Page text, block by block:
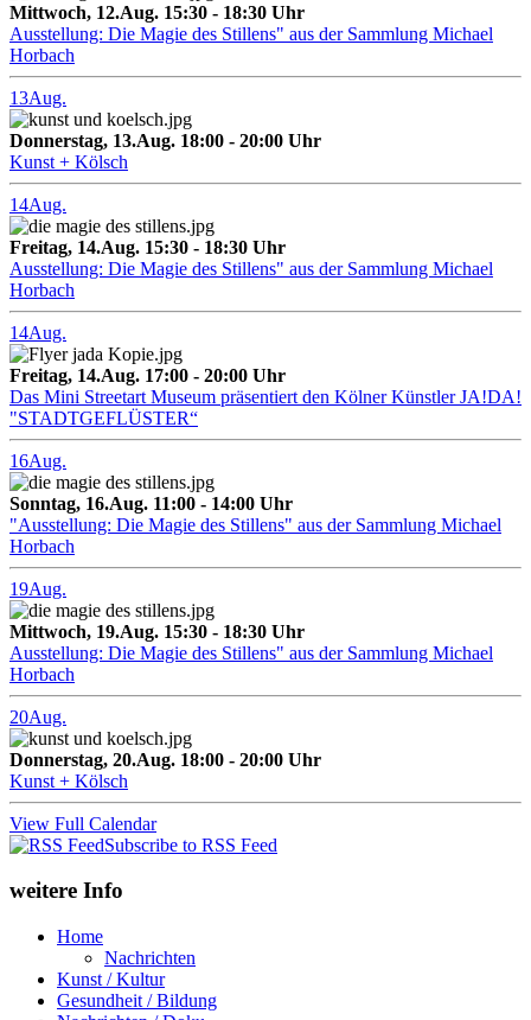
Mittwoch, 12.Aug. 15:30 - 18:30 Uhr
Ausstellung: Die Magie des Stillens" aus der Sammlung Michael
Horbach
13Aug.
Donnerstag, 13.Aug. 18:00 - 20:00 Uhr
Kunst + Kölsch
14Aug.
Freitag, 14.Aug. 15:30 - 18:30 Uhr
Ausstellung: Die Magie des Stillens" aus der Sammlung Michael
Horbach
14Aug.
Freitag, 14.Aug. 17:00 - 20:00 Uhr
Das Mini Streetart Museum präsentiert den Kölner Künstler JA!DA!
"STADTGEFLÜSTER“
16Aug.
Sonntag, 16.Aug. 11:00 - 14:00 Uhr
"Ausstellung: Die Magie des Stillens" aus der Sammlung Michael
Horbach
19Aug.
Mittwoch, 19.Aug. 15:30 - 18:30 Uhr
Ausstellung: Die Magie des Stillens" aus der Sammlung Michael
Horbach
20Aug.
Donnerstag, 20.Aug. 18:00 - 20:00 Uhr
Kunst + Kölsch
View Full Calendar
Subscribe to RSS Feed
weitere Info
Home
Nachrichten
Kunst / Kultur
Gesundheit / Bildung